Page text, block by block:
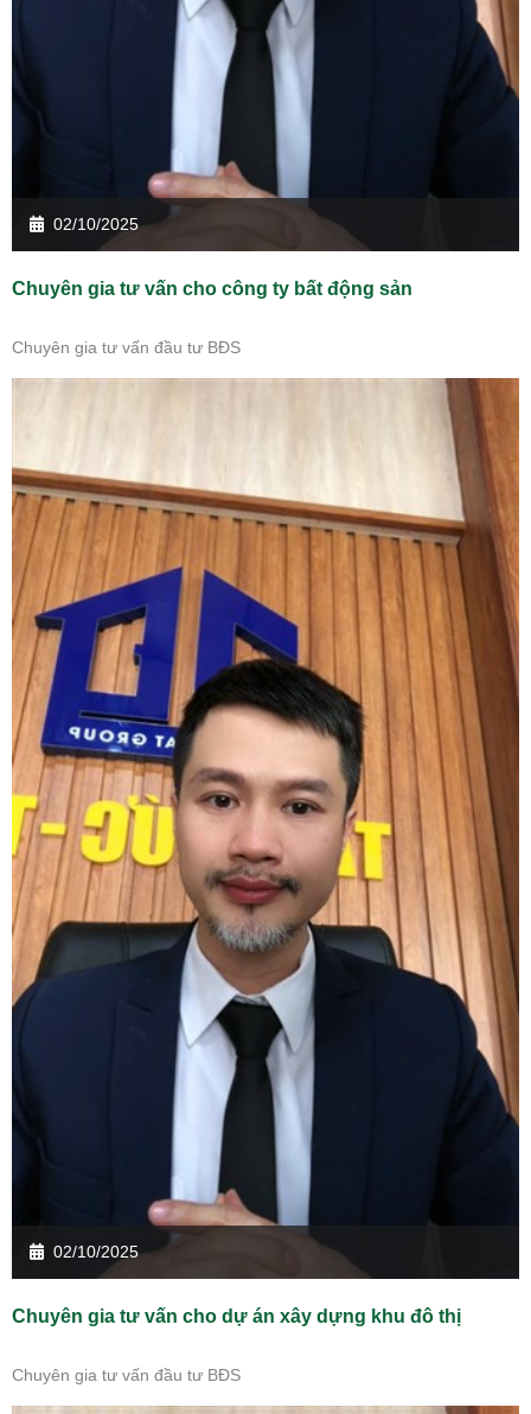
02/10/2025
Chuyên gia tư vấn cho công ty bất động sản
Chuyên gia tư vấn đầu tư BĐS
02/10/2025
Chuyên gia tư vấn cho dự án xây dựng khu đô thị
Chuyên gia tư vấn đầu tư BĐS